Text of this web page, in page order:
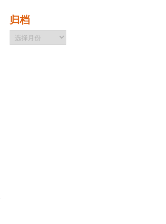
归档
归
档